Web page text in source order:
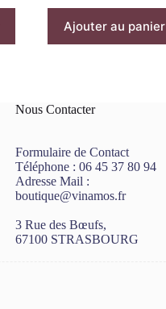
Ajouter au panier
Nous Contacter
Formulaire de Contact
Téléphone :06 45 37 80 94
Adresse Mail :
boutique@vinamos.fr
3 Rue des Bœufs,
67100 STRASBOURG